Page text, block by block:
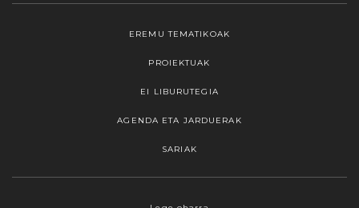
EREMU TEMATIKOAK
PROIEKTUAK
EI LIBURUTEGIA
AGENDA ETA JARDUERAK
SARIAK
Webgune honek cookieak erabiltzen ditu,